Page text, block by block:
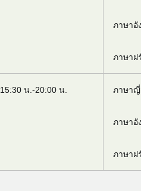
ภาษาอั
ภาษาฝ
15:30 น.-20:00 น. ภาษา
ภาษาอั
ภาษาฝ